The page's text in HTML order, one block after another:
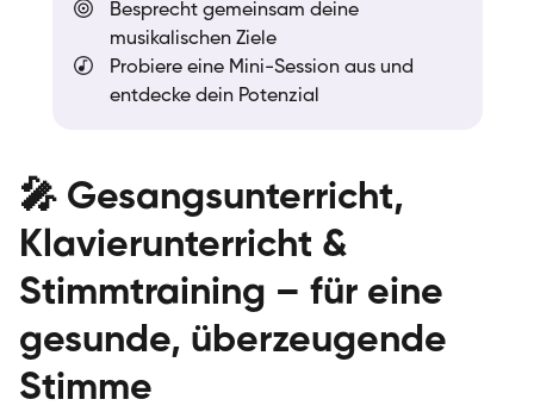
🎤 Gesangsunterricht,
Klavierunterricht &
Stimmtraining – für eine
gesunde, überzeugende
Stimme
Besprecht gemeinsam deine
musikalischen Ziele
Probiere eine Mini-Session aus und
entdecke dein Potenzial